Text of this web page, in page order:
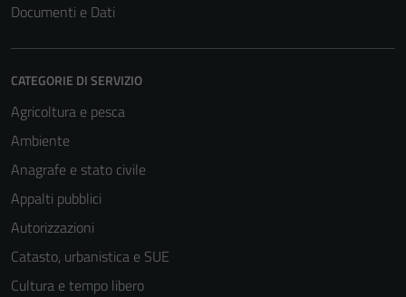
Documenti e Dati
CATEGORIE DI SERVIZIO
Agricoltura e pesca
Ambiente
Anagrafe e stato civile
Appalti pubblici
Autorizzazioni
Catasto, urbanistica e SUE
Cultura e tempo libero